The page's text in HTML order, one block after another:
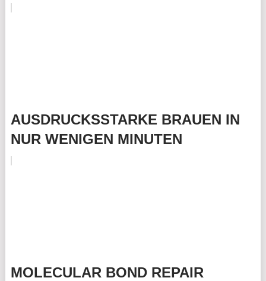
AUSDRUCKSSTARKE BRAUEN IN
NUR WENIGEN MINUTEN
MOLECULAR BOND REPAIR